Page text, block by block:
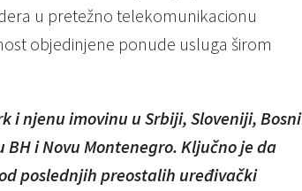
u pretežno telekomunikacionu
objedinjene ponude usluga širom
i njenu imovinu u Srbiji, Sloveniji, Bosni
i Novu Montenegro. Ključno je da
poslednjih preostalih uređivački